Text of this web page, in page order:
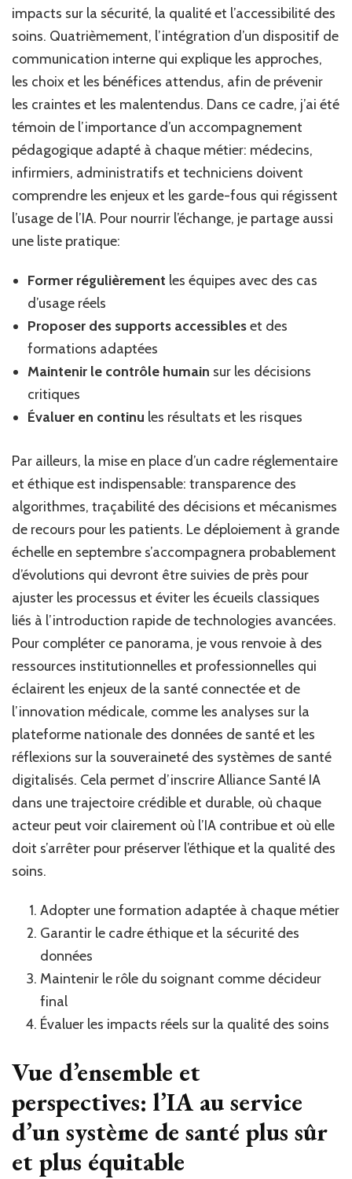
impacts sur la sécurité, la qualité et l’accessibilité des
soins. Quatrièmement, l’intégration d’un dispositif de
communication interne qui explique les approches,
les choix et les bénéfices attendus, afin de prévenir
les craintes et les malentendus. Dans ce cadre, j’ai été
témoin de l’importance d’un accompagnement
pédagogique adapté à chaque métier: médecins,
infirmiers, administratifs et techniciens doivent
comprendre les enjeux et les garde-fous qui régissent
l’usage de l’IA. Pour nourrir l’échange, je partage aussi
une liste pratique:
Former régulièrement les équipes avec des cas
d’usage réels
Proposer des supports accessibleset des
formations adaptées
Maintenir le contrôle humain sur les décisions
critiques
Évaluer en continu les résultats et les risques
Par ailleurs, la mise en place d’un cadre réglementaire
et éthique est indispensable: transparence des
algorithmes, traçabilité des décisions et mécanismes
de recours pour les patients. Le déploiement à grande
échelle en septembre s’accompagnera probablement
d’évolutions qui devront être suivies de près pour
ajuster les processus et éviter les écueils classiques
liés à l’introduction rapide de technologies avancées.
Pour compléter ce panorama, je vous renvoie à des
ressources institutionnelles et professionnelles qui
éclairent les enjeux de la santé connectée et de
l’innovation médicale, comme les analyses sur la
plateforme nationale des données de santé et les
réflexions sur la souveraineté des systèmes de santé
digitalisés. Cela permet d’inscrire Alliance Santé IA
dans une trajectoire crédible et durable, où chaque
acteur peut voir clairement où l’IA contribue et où elle
doit s’arrêter pour préserver l’éthique et la qualité des
soins.
Adopter une formation adaptée à chaque métier
Garantir le cadre éthique et la sécurité des
données
Maintenir le rôle du soignant comme décideur
final
Évaluer les impacts réels sur la qualité des soins
Vue d’ensemble et
perspectives: l’IA au service
d’un système de santé plus sûr
et plus équitable